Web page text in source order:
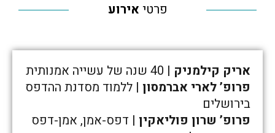
פרטי אירוע
אריק קילמניק | 40 שנה של עשייה אמנותית
פרופ’ לארי אברמסון | ללמוד מסדנת ההדפס
בירושלים
פרופ’ שרון פוליאקין | דפס-אמן, אמן-דפס